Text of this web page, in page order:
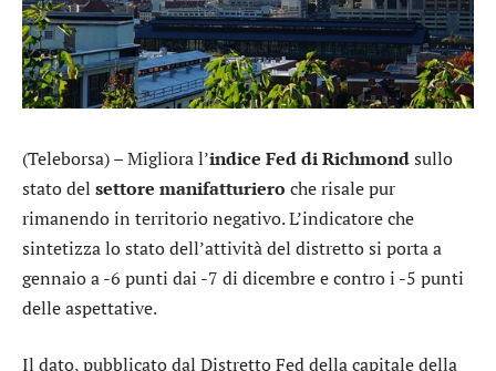
(Teleborsa) – Migliora l’indice Fed di Richmondsullo
stato del settore manifatturiero che risale pur
rimanendo in territorio negativo. L’indicatore che
sintetizza lo stato dell’attività del distretto si porta a
gennaio a -6 punti dai -7 di dicembre e contro i -5 punti
delle aspettative.
Il dato, pubblicato dal Distretto Fed della capitale della